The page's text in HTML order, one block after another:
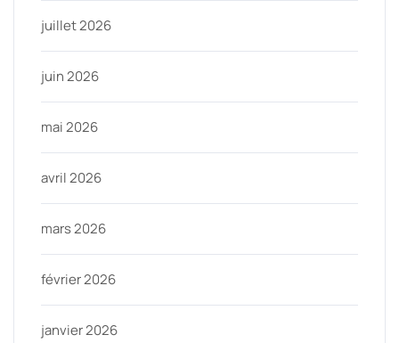
juillet 2026
juin 2026
mai 2026
avril 2026
mars 2026
février 2026
janvier 2026